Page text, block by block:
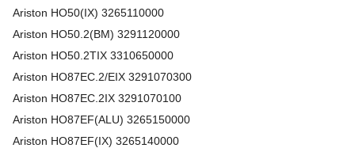
Ariston HO50(IX) 3265110000
Ariston HO50.2(BM) 3291120000
Ariston HO50.2TIX 3310650000
Ariston HO87EC.2/EIX 3291070300
Ariston HO87EC.2IX 3291070100
Ariston HO87EF(ALU) 3265150000
Ariston HO87EF(IX) 3265140000